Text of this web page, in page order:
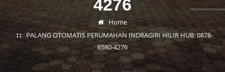
4276
Home
PALANG OTOMATIS PERUMAHAN INDRAGIRI HILIR HUB: 0878-
6580-4276